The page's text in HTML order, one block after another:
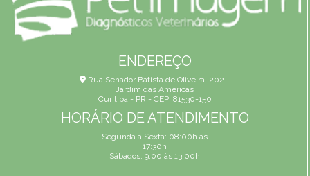
ENDEREÇO
Rua Senador Batista de Oliveira, 202 -
Jardim das Américas
Curitiba - PR - CEP: 81530-150
HORÁRIO DE ATENDIMENTO
Segunda a Sexta: 08:00h às
17:30h
Sábados: 9:00 às 13:00h